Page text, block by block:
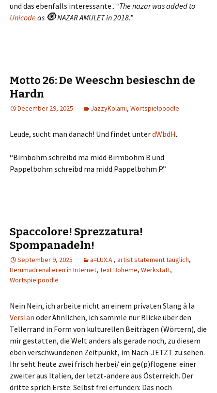
und das ebenfalls interessante.. “The nazar was added to
Unicodeas 🧿NAZAR AMULET in 2018.”
Motto 26: De Weeschn besieschn de
Hardn
December 29, 2025 JazzyKolami, Wortspielpoodle
Leude, sucht man danach! Und findet unterdWbdH..
“Birnbohm schreibd ma midd Birmbohm B und
Pappelbohm schreibd ma midd Pappelbohm P.”
Spaccolore! Sprezzatura!
Spompanadeln!
September 9, 2025 a=LUX.A., artist statement tauglich,
Herumadrenalieren in Internet, Text Boheme, Werkstatt,
Wortspielpoodle
Nein Nein, ich arbeite nicht an einem privaten Slang à la
Verslan oder Ähnlichen, ich sammle nur Blicke über den
Tellerrand in Form von kulturellen Beiträgen (Wörtern), die
mir gestatten, die Welt anders als gerade noch, zu diesem
eben verschwundenen Zeitpunkt, im Nach-JETZT zu sehen.
Ihr seht heute zwei frisch herbei/ ein ge(p)flogene: einer
zweiter aus Italien, der letzt-andere aus Österreich. Der
dritte sprich Erste: Selbst frei erfunden: Das noch